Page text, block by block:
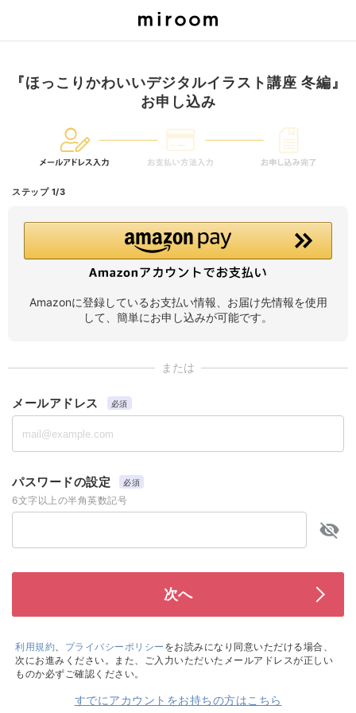
『ほっこりかわいいデジタルイラスト講座 冬編』
お申し込み
ステップ 1/3
Amazonに登録しているお支払い情報、お届け先情報を使用
して、簡単にお申し込みが可能です。
または
メールアドレス 必須
パスワードの設定 必須
6文字以上の半角英数記号
利用規約、 プライバシーポリシー をお読みになり同意いただける場合、
次にお進みください。また、ご入力いただいたメールアドレスが正しい
ものか必ずご確認ください。
すでにアカウントをお持ちの方はこちら